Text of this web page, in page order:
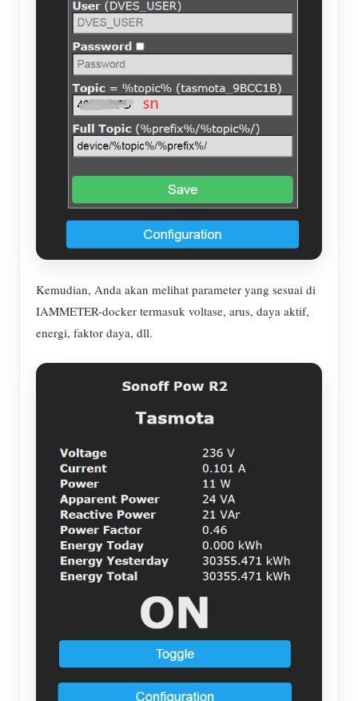
Kemudian, Anda akan melihat parameter yang sesuai di
IAMMETER-docker termasuk voltase, arus, daya aktif,
energi, faktor daya, dll.